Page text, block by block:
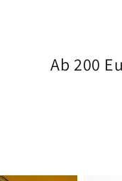
Ab 200